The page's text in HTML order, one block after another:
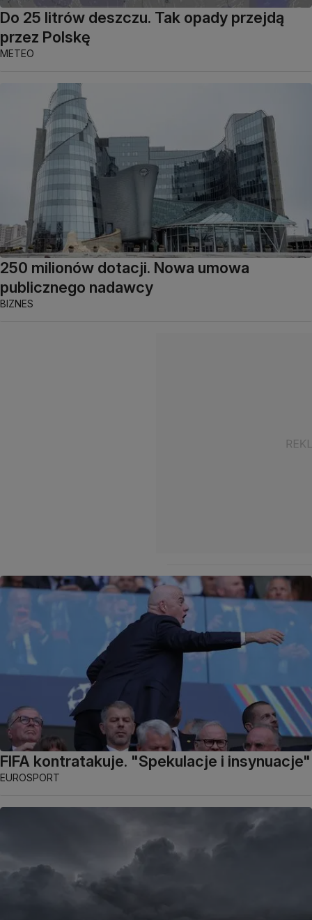
Do 25 litrów deszczu. Tak opady przejdą
przez Polskę
METEO
250 milionów dotacji. Nowa umowa
publicznego nadawcy
BIZNES
FIFA kontratakuje. "Spekulacje i insynuacje"
EUROSPORT